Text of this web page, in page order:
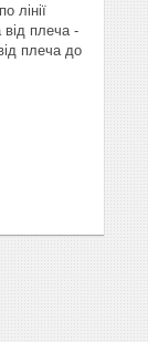
лінії
плеча -
плеча до